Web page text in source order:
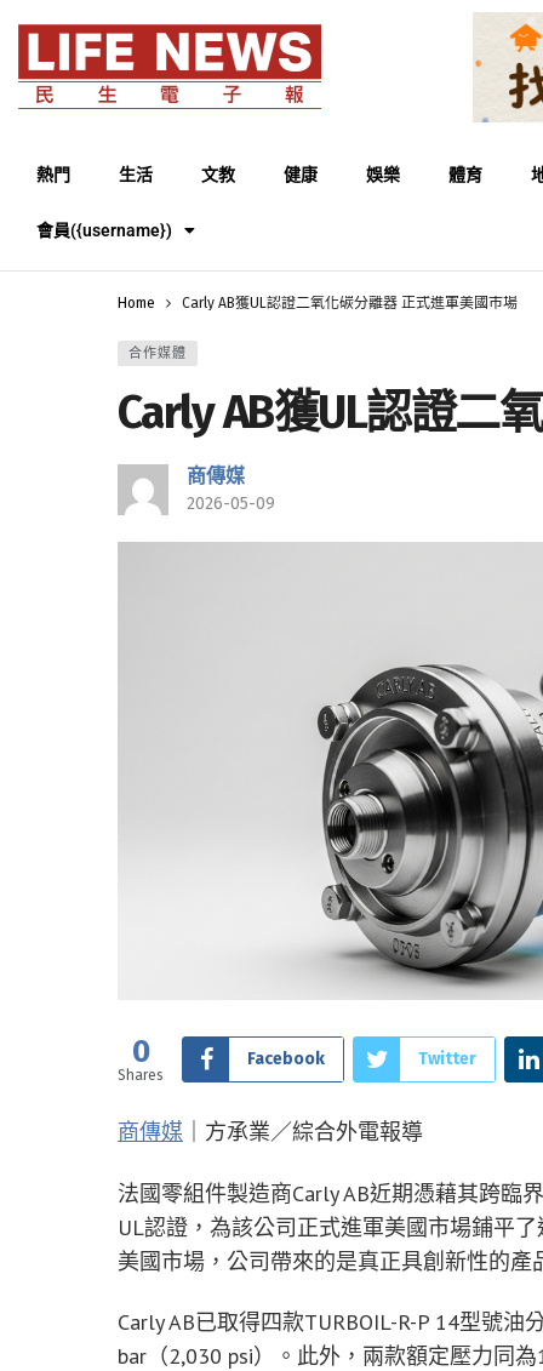
熱門 生活 文教 健康 娛樂 體育
會員({username})
Home Carly AB獲UL認證二氧化碳分離器 正式進軍美國市場
合作媒體
Carly AB獲UL認證二
商傳媒
2026-05-09
0
Shares
Facebook Twitter
商傳媒 ｜方承業／綜合外電報導
法國零組件製造商Carly AB近期憑藉其跨臨
UL認證，為該公司正式進軍美國市場鋪平
美國市場，公司帶來的是真正具創新性的產
Carly AB已取得四款TURBOIL-R-P 14型號
bar（2,030 psi）。此外，兩款額定壓力同